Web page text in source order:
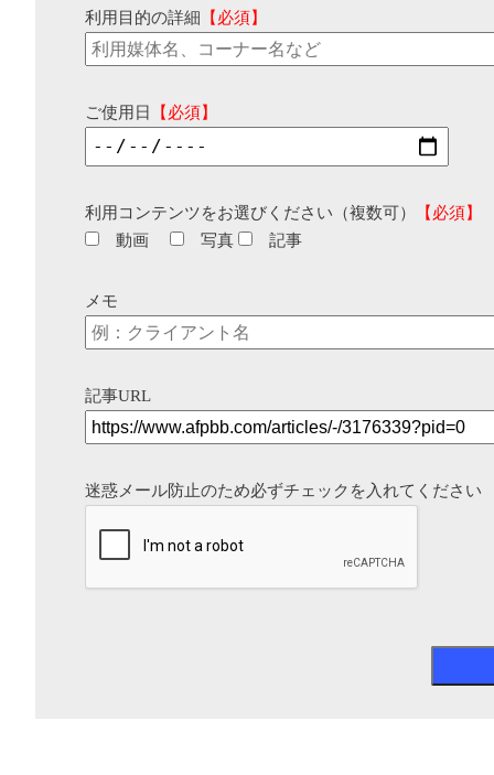
利用目的の詳細 【必須】
ご使用日 【必須】
利用コンテンツをお選びください（複数可）
【必須】
動画
写真 記事
メモ
記事URL
迷惑メール防止のため必ずチェックを入れてください